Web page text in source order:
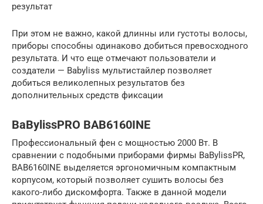
результат
При этом не важно, какой длинны или густоты волосы,
приборы способны одинаково добиться превосходного
результата. И что еще отмечают пользователи и
создатели — Babyliss мультистайлер позволяет
добиться великолепных результатов без
дополнительных средств фиксации
BaBylissPRO BAB6160INE
Профессиональный фен с мощностью 2000 Вт. В
сравнении с подобными приборами фирмы BaBylissPR,
BAB6160INE выделяется эргономичным компактным
корпусом, который позволяет сушить волосы без
какого-либо дискомфорта. Также в данной модели